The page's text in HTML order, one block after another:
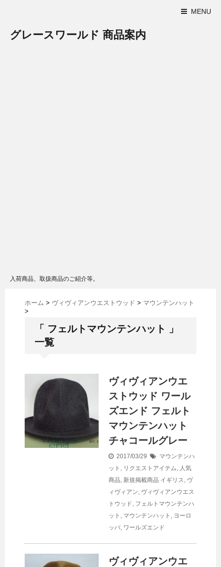
MENU
グレースワールド 商品案内
入荷商品、取扱商品のご紹介等。
ホーム > ヴィヴィアンウエストウッド > マウンテンハット
>
「 フェルトマウンテンハット 」
一覧
ヴィヴィアンウエ
ストウッド ワール
ズエンド フェルト
マウンテンハット
チャコールグレー
2017/03/29
マウンテンハ
ット , リクエストアイテム, 人気
商品, 新規掲載商品 イギリス, ヴ
ィヴィアン, ヴィヴィアンウエス
トウッド, フェルトマウンテンハ
ット , マウンテンハット , ヨーロ
ッパ, ワールズエンド
ヴィヴィアンウエ